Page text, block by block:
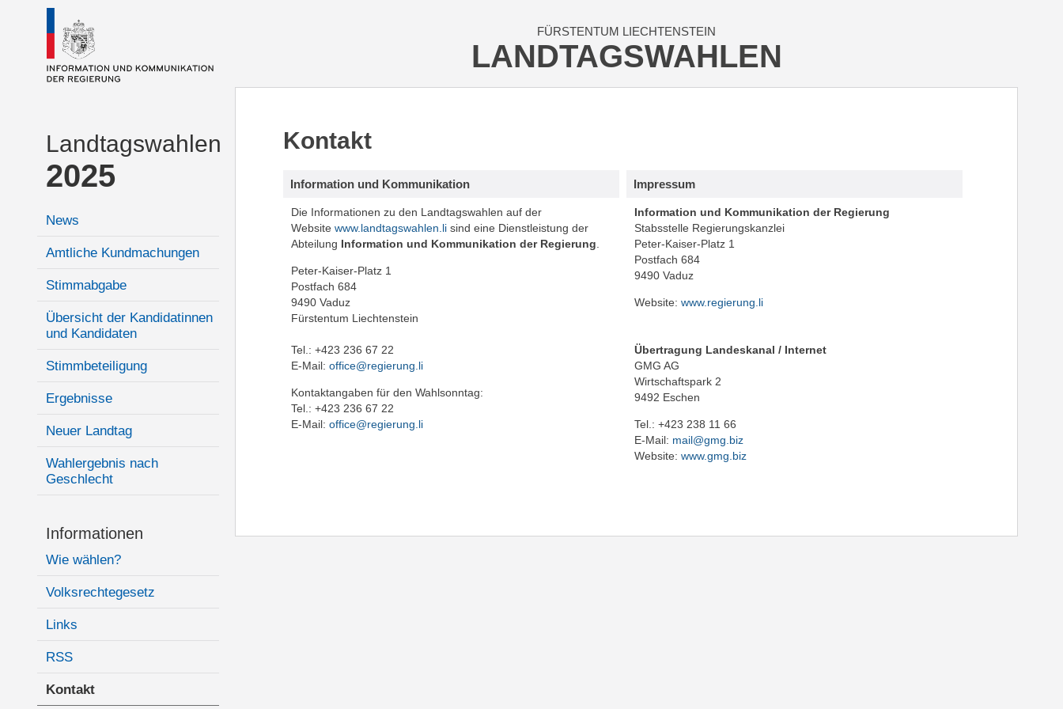
Landtagswahlen
2025
News
Amtliche Kundmachungen
Stimmabgabe
Übersicht der Kandidatinnen
und Kandidaten
Stimmbeteiligung
Ergebnisse
Neuer Landtag
Wahlergebnis nach
Geschlecht
Informationen
Wie wählen?
Volksrechtegesetz
Links
RSS
Kontakt
FÜRSTENTUM LIECHTENSTEIN
LANDTAGSWAHLEN
Kontakt
Information und Kommunikation
Die Informationen zu den Landtagswahlen auf der
Website www.landtagswahlen.li sind eine Dienstleistung der
Abteilung Information und Kommunikation der Regierung
Peter-Kaiser-Platz 1
Postfach 684
9490 Vaduz
Fürstentum Liechtenstein
Tel.: +423 236 67 22
E-Mail: office@regierung.li
Kontaktangaben für den Wahlsonntag:
Tel.: +423 236 67 22
E-Mail: office@regierung.li
Impressum
Information und Kommunikation der Regierung
Stabsstelle Regierungskanzlei
Peter-Kaiser-Platz 1
Postfach 684
9490 Vaduz
Website: www.regierung.li
Übertragung Landeskanal / Internet
GMG AG
Wirtschaftspark 2
9492 Eschen
Tel.: +423 238 11 66
E-Mail: mail@gmg.biz
Website: www.gmg.biz